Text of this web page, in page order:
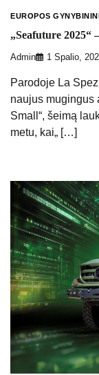
EUROPOS
„Seafuture 2025“
Admin 1 Spalio,
Parodoje La
naujus mugingus
Small“, šeimą
metu, kai„ […]